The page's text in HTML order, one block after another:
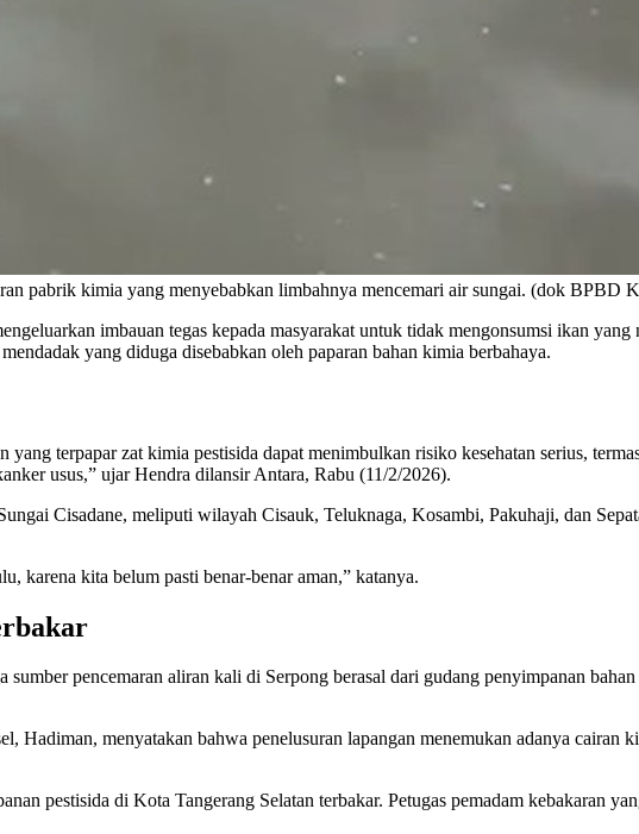
pabrik kimia yang menyebabkan limbahnya mencemari air sungai. (dok BPBD
imbauan tegas kepada masyarakat untuk tidak mengonsumsi ikan yang
yang diduga disebabkan oleh paparan bahan kimia berbahaya.
terpapar zat kimia pestisida dapat menimbulkan risiko kesehatan serius,
usus,” ujar Hendra dilansir Antara, Rabu (11/2/2026).
Cisadane, meliputi wilayah Cisauk, Teluknaga, Kosambi, Pakuhaji, dan
karena kita belum pasti benar-benar aman,” katanya.
pencemaran aliran kali di Serpong berasal dari gudang penyimpanan
menyatakan bahwa penelusuran lapangan menemukan adanya cairan
pestisida di Kota Tangerang Selatan terbakar. Petugas pemadam kebakaran